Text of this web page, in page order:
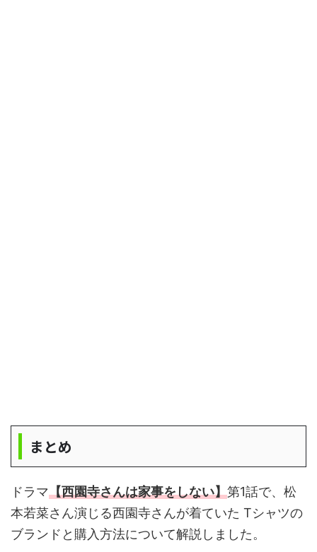
まとめ
ドラマ【西園寺さんは家事をしない】第1話で、松
本若菜さん演じる西園寺さんが着ていた Tシャツの
ブランドと購入方法について解説しました。